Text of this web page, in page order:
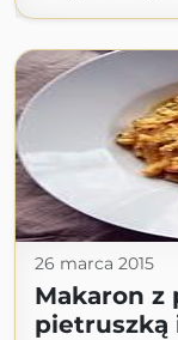
26 marca 2015
Makaron z
pietruszką